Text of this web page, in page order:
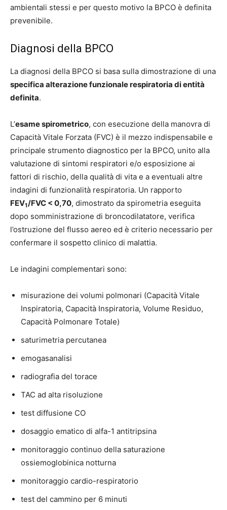
ambientali stessi e per questo motivo la BPCO è definita
prevenibile.
Diagnosi della BPCO
La diagnosi della BPCO si basa sulla dimostrazione di una
specifica alterazione funzionale respiratoria di entità
definita.
L’esame spirometrico, con esecuzione della manovra di
Capacità Vitale Forzata (FVC) è il mezzo indispensabile e
principale strumento diagnostico per la BPCO, unito alla
valutazione di sintomi respiratori e/o esposizione ai
fattori di rischio, della qualità di vita e a eventuali altre
indagini di funzionalità respiratoria. Un rapporto
FEV1/FVC < 0,70, dimostrato da spirometria eseguita
dopo somministrazione di broncodilatatore, verifica
l’ostruzione del flusso aereo ed è criterio necessario per
confermare il sospetto clinico di malattia.
Le indagini complementari sono:
misurazione dei volumi polmonari (Capacità Vitale
Inspiratoria, Capacità Inspiratoria, Volume Residuo,
Capacità Polmonare Totale)
saturimetria percutanea
emogasanalisi
radiografia del torace
TAC ad alta risoluzione
test diffusione CO
dosaggio ematico di alfa-1 antitripsina
monitoraggio continuo della saturazione
ossiemoglobinica notturna
monitoraggio cardio-respiratorio
test del cammino per 6 minuti